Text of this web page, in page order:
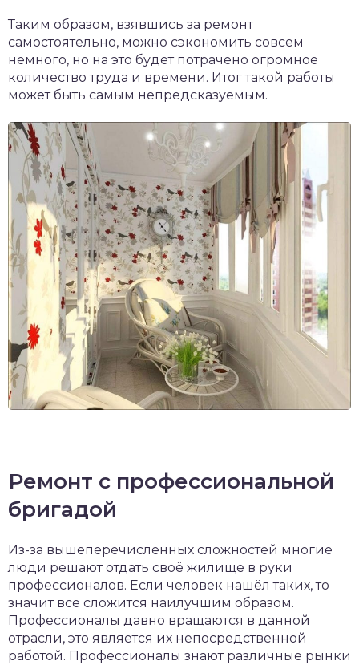
Таким образом, взявшись за ремонт
самостоятельно, можно сэкономить совсем
немного, но на это будет потрачено огромное
количество труда и времени. Итог такой работы
может быть самым непредсказуемым.
Ремонт с профессиональной
бригадой
Из-за вышеперечисленных сложностей многие
люди решают отдать своё жилище в руки
профессионалов. Если человек нашёл таких, то
значит всё сложится наилучшим образом.
Профессионалы давно вращаются в данной
отрасли, это является их непосредственной
работой. Профессионалы знают различные рынки